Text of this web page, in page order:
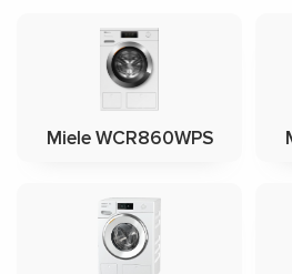
Miele WCR860WPS